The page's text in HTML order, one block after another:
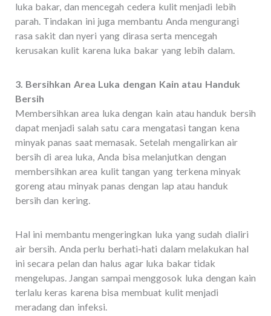
luka bakar, dan mencegah cedera kulit menjadi lebih
parah. Tindakan ini juga membantu Anda mengurangi
rasa sakit dan nyeri yang dirasa serta mencegah
kerusakan kulit karena luka bakar yang lebih dalam.
3. Bersihkan Area Luka dengan Kain atau Handuk
Bersih
Membersihkan area luka dengan kain atau handuk bersih
dapat menjadi salah satu cara mengatasi tangan kena
minyak panas saat memasak. Setelah mengalirkan air
bersih di area luka, Anda bisa melanjutkan dengan
membersihkan area kulit tangan yang terkena minyak
goreng atau minyak panas dengan lap atau handuk
bersih dan kering.
Hal ini membantu mengeringkan luka yang sudah dialiri
air bersih. Anda perlu berhati-hati dalam melakukan hal
ini secara pelan dan halus agar luka bakar tidak
mengelupas. Jangan sampai menggosok luka dengan kain
terlalu keras karena bisa membuat kulit menjadi
meradang dan infeksi.